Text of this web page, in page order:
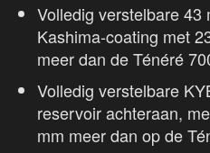
Volledig verstelbare
Kashima-coating met
meer dan de Ténéré
Volledig verstelbare
reservoir achteraan,
mm meer dan op de